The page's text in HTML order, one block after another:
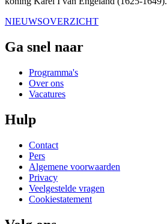
NIEUWSOVERZICHT
Ga snel naar
Programma's
Over ons
Vacatures
Hulp
Contact
Pers
Algemene voorwaarden
Privacy
Veelgestelde vragen
Cookiestatement